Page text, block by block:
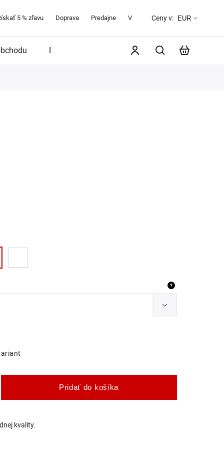
5 % zľavu Doprava Predajne Veľkostná tabuľka O značke
Ceny v: EUR
Blog
?
Pridať do košíka
kvality.